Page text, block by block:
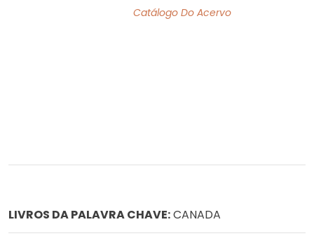
Catálogo Do Acervo
LIVROS DA PALAVRA CHAVE:CANADA